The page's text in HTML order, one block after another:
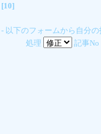
[10]
- 以下のフォームから自分
処理
記事No